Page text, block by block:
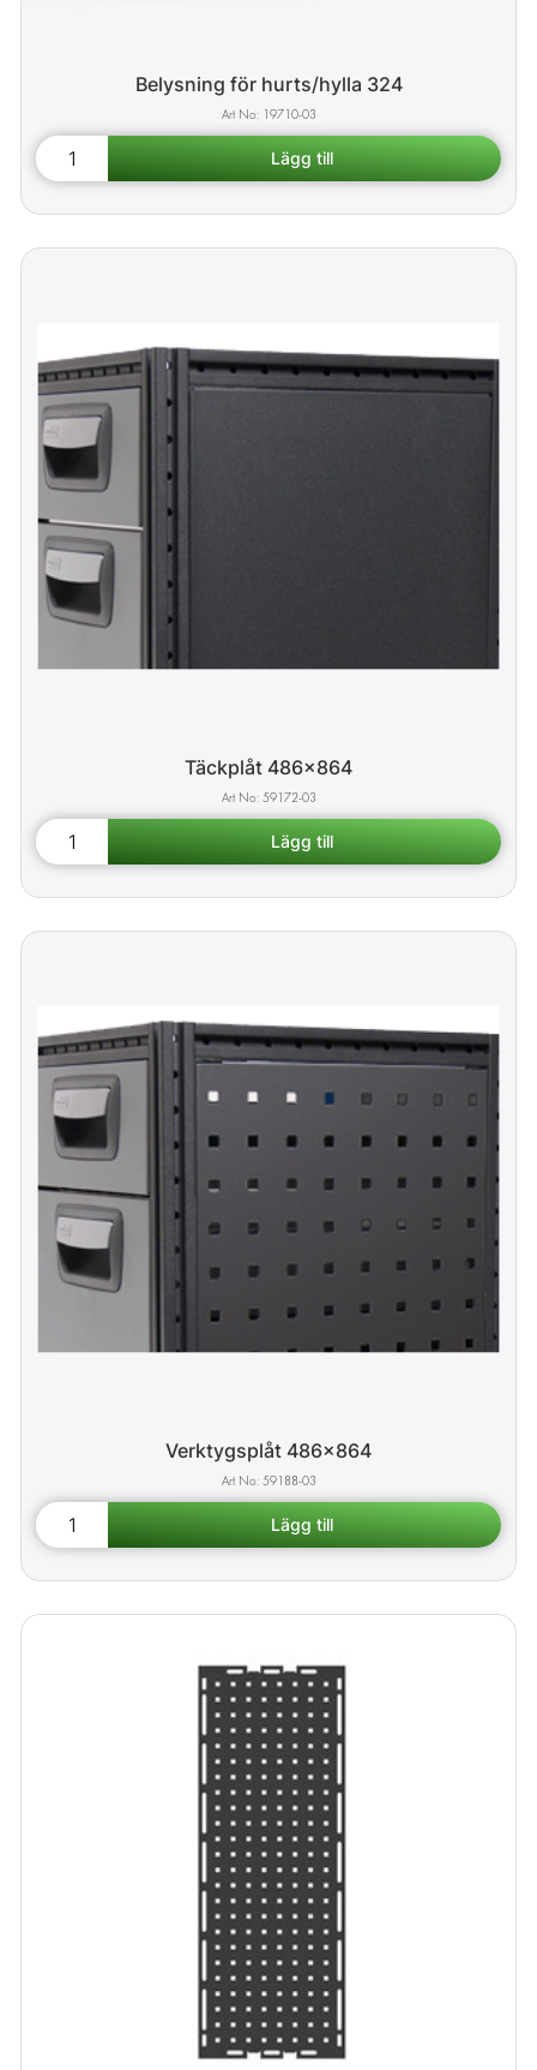
Belysning för hurts/hylla 324
19710-03
Täckplåt 486x864
59172-03
Verktygsplåt 486x864
59188-03